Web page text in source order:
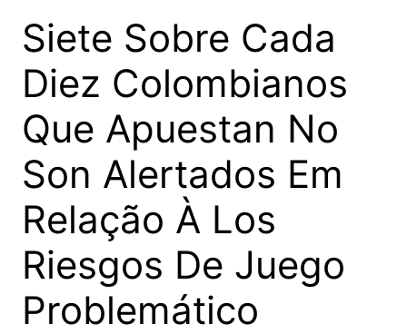
Siete Sobre Cada
Diez Colombianos
Que Apuestan No
Son Alertados Em
Relação À Los
Riesgos De Juego
Problemático